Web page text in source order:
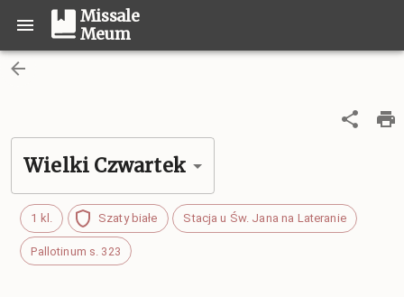
Missale
Meum
Wielki Czwartek
1 kl. Szaty białe Stacja u Św. Jana na Lateranie
Pallotinum s. 323